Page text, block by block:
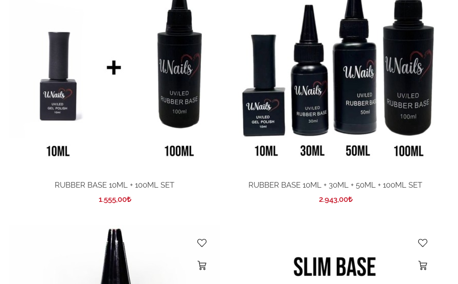
RUBBER BASE 10ML + 100ML SET
1.555,00
RUBBER BASE 10ML + 30ML + 50ML + 100ML SET
2.943,00